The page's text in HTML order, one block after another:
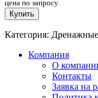
цена по запросу
Купить
Категория:
Компания
О
Контакты
Заявка на